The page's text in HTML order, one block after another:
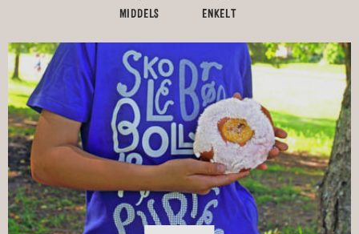
MIDDELS ENKELT